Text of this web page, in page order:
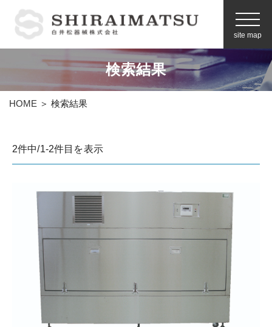
site map
検索結果
お問い合わせ
メーカーから探す
企業情報
白井松器械の強み
（事業内容）
採用情報
HOME ＞ 検索結果
2件中/1-2件目を表示